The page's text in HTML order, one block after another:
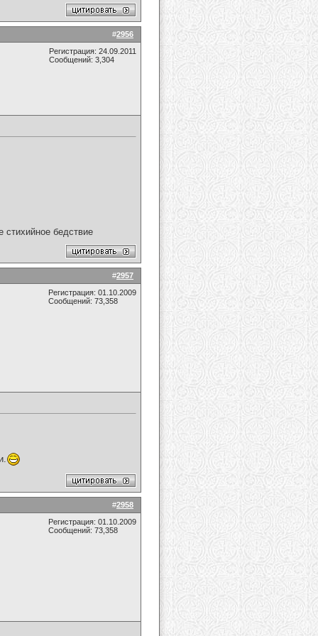
#2956
Регистрация: 24.09.2011
Сообщений: 3,304
стихийное бедствие
#2957
Регистрация: 01.10.2009
Сообщений: 73,358
#2958
Регистрация: 01.10.2009
Сообщений: 73,358